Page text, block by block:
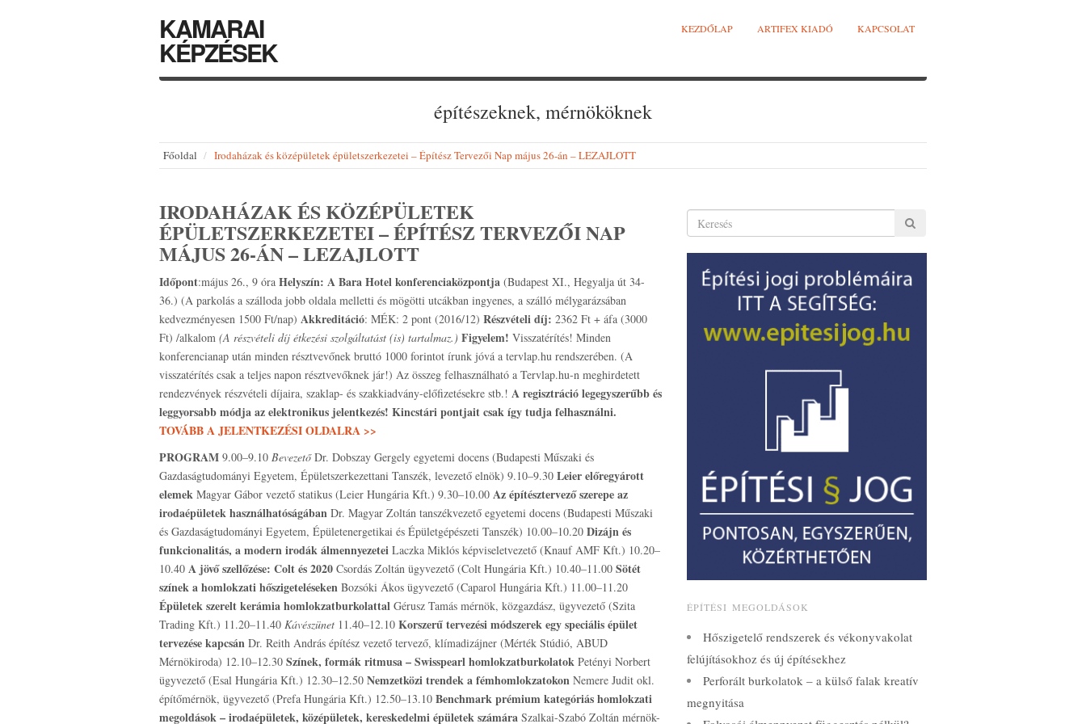
KAMARAI
KÉPZÉSEK
KEZDŐLAP ARTIFEX KIADÓ KAPCSOLAT
építészeknek, mérnököknek
Főoldal Irodaházak és középületek épületszerkezetei – Építész Tervezői Nap május 26-án – LEZAJLOTT
IRODAHÁZAK ÉS KÖZÉPÜLETEK
ÉPÜLETSZERKEZETEI – ÉPÍTÉSZ TERVEZŐI NAP
MÁJUS 26-ÁN – LEZAJLOTT
Időpont:május 26., 9 óra Helyszín: A Bara Hotel konferenciaközpontja (Budapest XI., Hegyalja út 34-
36.) (A parkolás a szálloda jobb oldala melletti és mögötti utcákban ingyenes, a szálló mélygarázsában
kedvezményesen 1500 Ft/nap) Akkreditáció: MÉK: 2 pont (2016/12) Részvételi díj: 2362 Ft + áfa (3000
Ft) /alkalom (A részvételi díj étkezési szolgáltatást (is) tartalmaz.) Figyelem! Visszatérítés! Minden
konferencianap után minden résztvevőnek bruttó 1000 forintot írunk jóvá a tervlap.hu rendszerében. (A
visszatérítés csak a teljes napon résztvevőknek jár!) Az összeg felhasználható a Tervlap.hu-n meghirdetett
rendezvények részvételi díjaira, szaklap- és szakkiadvány-előfizetésekre stb.! A regisztráció legegyszerűbb és
leggyorsabb módja az elektronikus jelentkezés! Kincstári pontjait csak így tudja felhasználni.
TOVÁBB A JELENTKEZÉSI OLDALRA >>
PROGRAM 9.00–9.10 BevezetőDr. Dobszay Gergely egyetemi docens (Budapesti Műszaki és
Gazdaságtudományi Egyetem, Épületszerkezettani Tanszék, levezető elnök) 9.10–9.30 Leier előregyárott
elemek Magyar Gábor vezető statikus (Leier Hungária Kft.) 9.30–10.00 Az építésztervező szerepe az
irodaépületek használhatóságában Dr. Magyar Zoltán tanszékvezető egyetemi docens (Budapesti Műszaki
és Gazdaságtudományi Egyetem, Épületenergetikai és Épületgépészeti Tanszék) 10.00–10.20 Dizájn és
funkcionalitás, a modern irodák álmennyezetei Laczka Miklós képviseletvezető (Knauf AMF Kft.) 10.20–
10.40 A jövő szellőzése: Colt és 2020 Csordás Zoltán ügyvezető (Colt Hungária Kft.) 10.40–11.00 Sötét
színek a homlokzati hőszigeteléseken Bozsóki Ákos ügyvezető (Caparol Hungária Kft.) 11.00–11.20
Épületek szerelt kerámia homlokzatburkolattal Gérusz Tamás mérnök, közgazdász, ügyvezető (Szita
Trading Kft.) 11.20–11.40 Kávészünet 11.40–12.10 Korszerű tervezési módszerek egy speciális épület
tervezése kapcsán Dr. Reith András építész vezető tervező, klímadizájner (Mérték Stúdió, ABUD
Mérnökiroda) 12.10–12.30 Színek, formák ritmusa – Swisspearl homlokzatburkolatok Petényi Norbert
ügyvezető (Esal Hungária Kft.) 12.30–12.50 Nemzetközi trendek a fémhomlokzatokon Nemere Judit okl.
építőmérnök, ügyvezető (Prefa Hungária Kft.) 12.50–13.10 Benchmark prémium kategóriás homlokzati
megoldások – irodaépületek, középületek, kereskedelmi épületek számára Szalkai-Szabó Zoltán mérnök-
ÉPÍTÉSI MEGOLDÁSOK
Hőszigetelő rendszerek és vékonyvakolat
felújításokhoz és új építésekhez
Perforált burkolatok – a külső falak kreatív
megnyitása